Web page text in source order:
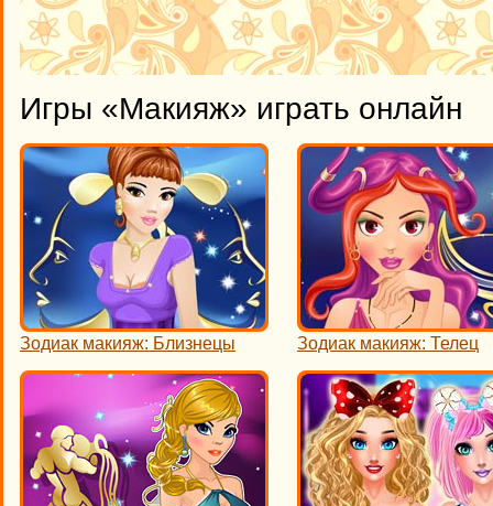
Игры «Макияж» играть онлайн
Зодиак макияж: Близнецы Зодиак макияж: Телец